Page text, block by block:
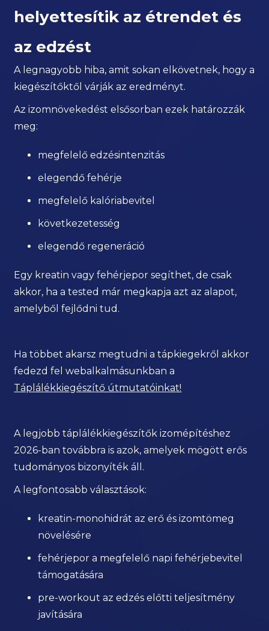
helyettesítik az étrendet és
az edzést
A legnagyobb hiba, amit sokan elkövetnek, hogy a
kiegészítőktől várják az eredményt.
Az izomnövekedést elsősorban ezek határozzák
meg:
megfelelő edzésintenzitás
elegendő fehérje
megfelelő kalóriabevitel
következetesség
elegendő regeneráció
Egy kreatin vagy fehérjepor segíthet, de csak
akkor, ha a tested már megkapja azt az alapot,
amelyből fejlődni tud.
Ha többet akarsz megtudni a tápkiegekről akkor
fedezd fel webalkalmásunkban a
Táplálékkiegészítő útmutatóinkat!
A legjobb táplálékkiegészítők izomépítéshez
2026-ban továbbra is azok, amelyek mögött erős
tudományos bizonyíték áll.
A legfontosabb választások:
kreatin-monohidrát az erő és izomtömeg
növelésére
fehérjepor a megfelelő napi fehérjebevitel
támogatására
pre-workout az edzés előtti teljesítmény
javítására